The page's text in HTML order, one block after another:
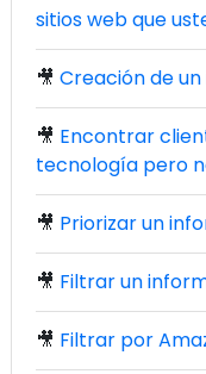
sitios web que
🎥 Creación de
🎥 Encontrar
tecnología pero
🎥 Priorizar un
🎥 Filtrar un
🎥 Filtrar por